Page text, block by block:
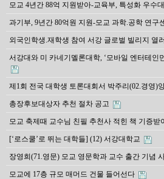
모교 4년간 88억 지원받아-교육부, 특성화 우수
과기부, 9년간 80억원 지원-모교 과학.공학 연구
외국인학생.재학생 참여 서강 글로벌 빌리지 열러
서강대와 미 카네기멜론대학, ‘모바일 엔터테인
제1회 전국 대학생 토론대회서 박주리(02.경영)
총장후보대상자 추천 절차 공고
모교 축제때 교수님 친필 추천사 적힌 책 기증받
[‘로스쿨’로 뛰는 대학들] (12) 서강대학교
장영희(71.영문) 모교 영문학과 교수 출간 기념
모교에 17층 규모 매머드 건물 들어선다